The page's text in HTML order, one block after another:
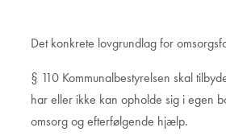
Det konkrete lovgrundlag for
§ 110 Kommunalbestyrelsen skal
har eller ikke kan opholde sig i egen
omsorg og efterfølgende hjælp.